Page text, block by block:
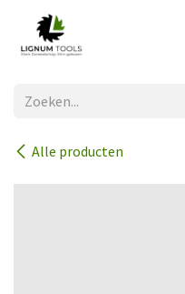
Overslaan naar inhoud
Alle producten